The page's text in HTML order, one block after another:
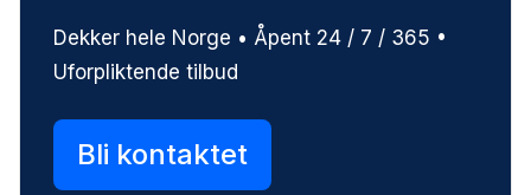
Dekker hele Norge • Åpent 24 / 7 / 365 •
Uforpliktende tilbud
Bli kontaktet